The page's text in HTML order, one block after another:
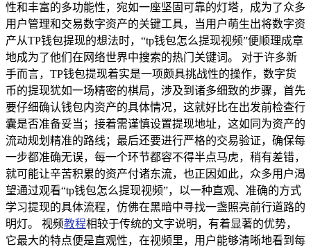
性和丰富的多功能性，宛如一座坚固可靠的灯塔，成为了众多
用户管理和交易数字资产的关键工具，当用户萌生出将数字资
产从TP钱包提现的想法时，“tp钱包怎么提现视频”便顺理成章
地成为了他们在网络世界中搜索的热门关键词。 对于许多新
手而言，TP钱包提现着实是一项颇具挑战性的操作，数字货
币的提现犹如一场精密的棋局，涉及到诸多细致的步骤，首先
要仔细确认钱包内资产的具体情况，这就好比在出发前检查行
囊是否准备妥当；接着需谨慎设置提现地址，这如同为资产的
流动规划精准的路线；最后还要进行严格的交易验证，确保每
一步都准确无误，每一个环节都容不得半点马虎，稍有差错，
就可能让辛苦积累的资产付诸东流，也正因如此，众多用户渴
望通过观看“tp钱包怎么提现视频”，以一种直观、准确的方式
学习提现的具体流程，仿佛在黑暗中寻找一盏照亮前行道路的
明灯。 视频教程相较于传统的文字说明，有着显著的优势，
它最大的特点便是直观性，在视频里，用户能够清晰地看到每